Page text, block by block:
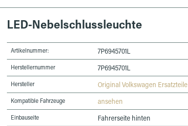
LED-Nebelschlussleuchte
Artikelnummer: 7P6945701L
Herstellernummer 7P6945701L
Hersteller Original Volkswagen Ersatzteile
Kompatible Fahrzeuge ansehen
Einbauseite Fahrerseite hinten